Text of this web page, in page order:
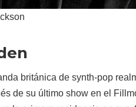
británica de synth-pop
de su último show en el